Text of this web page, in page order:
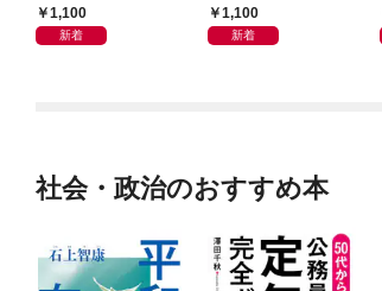
写真集
1,100
新着
真集1,100
新着
社会・政治のおすすめ本